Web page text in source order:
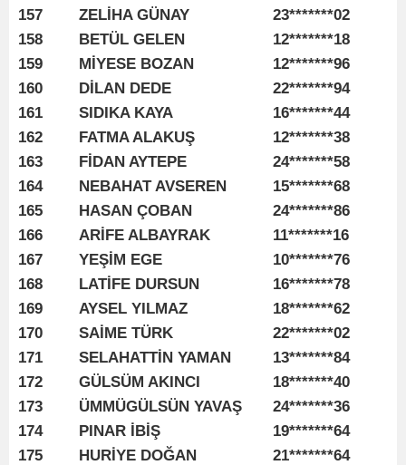
157
ZELİHA GÜNAY
23*******02
158
BETÜL GELEN
12*******18
159
MİYESE BOZAN
12*******96
160
DİLAN DEDE
22*******94
161
SIDIKA KAYA
16*******44
162
FATMA ALAKUŞ
12*******38
163
FİDAN AYTEPE
24*******58
164
NEBAHAT AVSEREN
15*******68
165
HASAN ÇOBAN
24*******86
166
ARİFE ALBAYRAK
11*******16
167
YEŞİM EGE
10*******76
168
LATİFE DURSUN
16*******78
169
AYSEL YILMAZ
18*******62
170
SAİME TÜRK
22*******02
171
SELAHATTİN YAMAN
13*******84
172
GÜLSÜM AKINCI
18*******40
173
ÜMMÜGÜLSÜN YAVAŞ
24*******36
174
PINAR İBİŞ
19*******64
175
HURİYE DOĞAN
21*******64